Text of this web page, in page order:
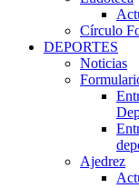
Círculo
DEPORTES
Noticias
Ajedrez